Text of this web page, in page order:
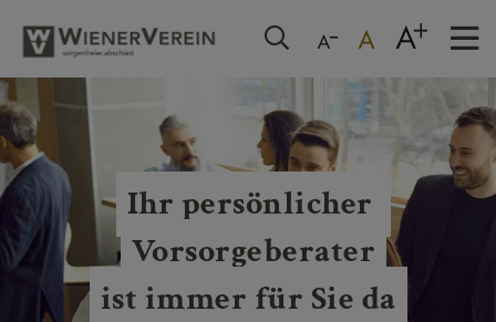
Ihr persönlicher
Vorsorgeberater
ist immer für Sie da